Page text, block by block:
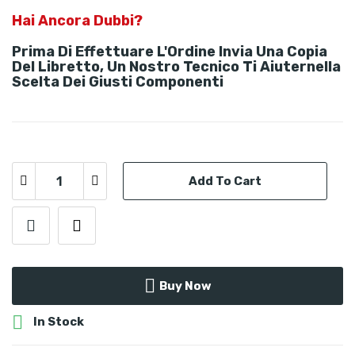
Hai Ancora Dubbi?
Prima Di Effettuare L'Ordine Invia Una Copia
Del Libretto, Un Nostro Tecnico Ti Aiuternella
Scelta Dei Giusti Componenti
Add To Cart
Buy Now
 In Stock